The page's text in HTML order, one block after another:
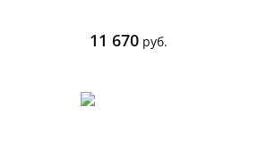
11 670 руб.